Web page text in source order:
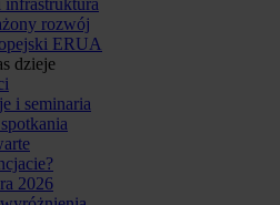
rozwój
ERUA
dzieje
i seminaria
2026